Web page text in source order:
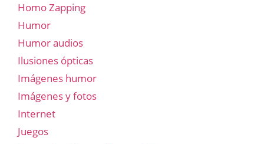
Homo Zapping
Humor
Humor audios
Ilusiones ópticas
Imágenes humor
Imágenes y fotos
Internet
Juegos